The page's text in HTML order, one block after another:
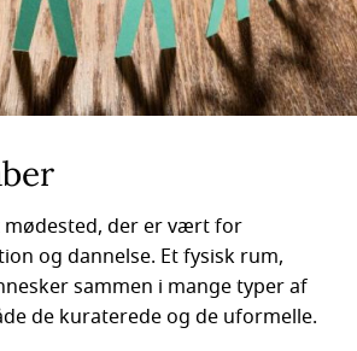
mødested, der er vært for
og dannelse. Et fysisk rum,
sammen i mange typer af
de kuraterede og de uformelle.